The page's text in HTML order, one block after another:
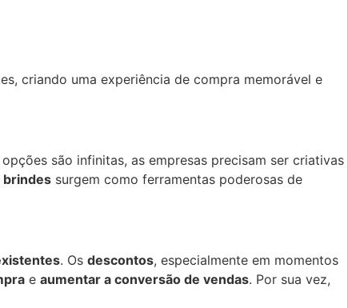
criando uma experiência de compra memorável e
são infinitas, as empresas precisam ser criativas
brindes surgem como ferramentas poderosas de
. Os descontos, especialmente em momentos
e aumentar a conversão de vendas. Por sua vez,